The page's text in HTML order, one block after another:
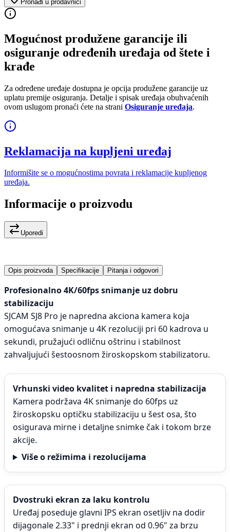
Pronađi u prodavnici
Mogućnost produžene garancije ili
osiguranje određenih uređaja od štete i
krađe
Za određene uređaje dostupna je opcija produžene garancije uz
uplatu premije osiguranja. Detalje i spisak uređaja obuhvaćenih
ovom uslugom pronaći ćete na strani Osiguranje uređaja.
Reklamacija na kupljeni uređaj
Informišite se o mogućnostima povrata i reklamacije kupljenog
uređaja.
Informacije o proizvodu
Uporedi
Opis proizvoda Specifikacije Pitanja i odgovori
Profesionalno 4K/60fps snimanje uz dobru
stabilizaciju
SJCAM SJ8 Pro je napredna akciona kamera koja
omogućava snimanje u 4K rezoluciji pri 60 kadrova u
sekundi, pružajući odličnu oštrinu i stabilnost
zahvaljujući šestoosnom žiroskopskom stabilizatoru.
Vrhunski video kvalitet i napredna stabilizacija
Kamera podržava 4K snimanje do 60fps uz
žiroskopsku optičku stabilizaciju u šest osa, što
osigurava mirne i detaljne snimke čak i tokom brze
akcije.
Više o režimima i rezolucijama
Dvostruki ekran za laku kontrolu
Uređaj poseduje glavni IPS ekran osetljiv na dodir
dijagonale 2.33" i prednji ekran od 0.96" za brzu